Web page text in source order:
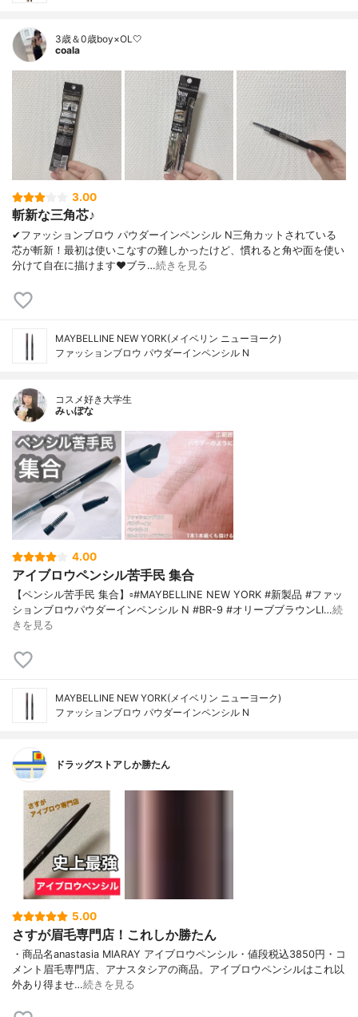
3歳＆0歳boy×OL🤍
coala
3.00
斬新な三角芯♪
✔︎ファッションブロウ パウダーインペンシル N三角カットされている
芯が斬新！最初は使いこなすの難しかったけど、慣れると角や面を使い
分けて自在に描けます❤︎ブラ…続きを見る
MAYBELLINE NEW YORK(メイベリン ニューヨーク)
ファッションブロウ パウダーイン​ペンシル N
コスメ好き大学生
みぃぽな
4.00
アイブロウペンシル苦手民 集合
【ペンシル苦手民 集合】▫️#MAYBELLINE NEW YORK #新製品 #ファッ
ションブロウパウダーインペンシル N #BR-9 #オリーブブラウンLI…続
きを見る
MAYBELLINE NEW YORK(メイベリン ニューヨーク)
ファッションブロウ パウダーイン​ペンシル N
ドラッグストアしか勝たん
5.00
さすが眉毛専門店！これしか勝たん
・商品名anastasia MIARAY アイブロウペンシル・値段税込3850円・コ
メント眉毛専門店、アナスタシアの商品。アイブロウペンシルはこれ以
外あり得ませ…続きを見る